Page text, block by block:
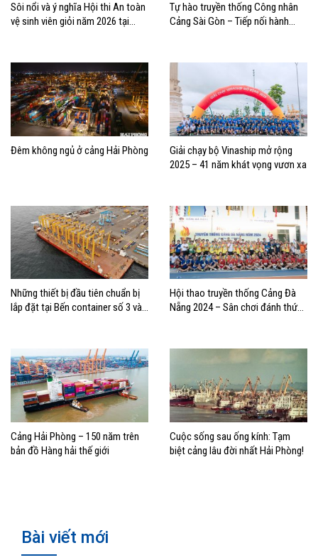
Sôi nổi và ý nghĩa Hội thi An toàn
vệ sinh viên giỏi năm 2026 tại
Tự hào truyền thống Công nhân
Cảng Sài Gòn – Tiếp nối hành
Đêm không ngủ ở cảng Hải Phòng
Giải chạy bộ Vinaship mở rộng
2025 – 41 năm khát vọng vươn xa
Những thiết bị đầu tiên chuẩn bị
lắp đặt tại Bến container số 3 và
Hội thao truyền thống Cảng Đà
Nẵng 2024 – Sân chơi đánh thức
Cảng Hải Phòng – 150 năm trên
bản đồ Hàng hải thế giới
Cuộc sống sau ống kính: Tạm
biệt cảng lâu đời nhất Hải Phòng!
Bài viết mới